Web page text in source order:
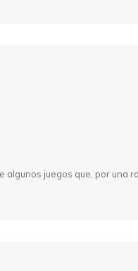
juegos que, por una